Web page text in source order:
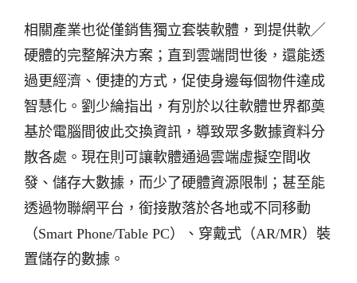
相關產業也從僅銷售獨立套裝軟體，到提供軟╱
硬體的完整解決方案；直到雲端問世後，還能透
過更經濟、便捷的方式，促使身邊每個物件達成
智慧化。劉少綸指出，有別於以往軟體世界都奠
基於電腦間彼此交換資訊，導致眾多數據資料分
散各處。現在則可讓軟體通過雲端虛擬空間收
發、儲存大數據，而少了硬體資源限制；甚至能
透過物聯網平台，銜接散落於各地或不同移動
（Smart Phone/Table PC）、穿戴式（AR/MR）裝
置儲存的數據。